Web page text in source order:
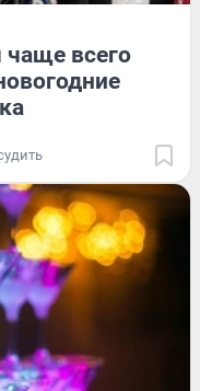
чаще всего